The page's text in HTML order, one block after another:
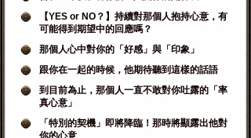
【YES or NO？】持續對那個人抱持心意，有
可能得到期望中的回應嗎？
那個人心中對你的「好感」與「印象」
跟你在一起的時候，他期待聽到這樣的話語
到目前為止，那個人一直不敢對你吐露的「率
真心意」
「特別的契機」即將降臨！那時將顯露出他對
你的心意